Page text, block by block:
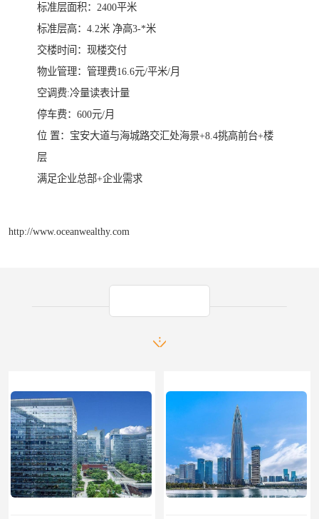
标准层面积：2400平米
标准层高：4.2米 净高3-*米
交楼时间：现楼交付
物业管理：管理费16.6元/平米/月
空调费:冷量读表计量
停车费：600元/月
位 置：宝安大道与海城路交汇处海景+8.4挑高前台+楼
层
满足企业总部+企业需求
http://www.oceanwealthy.com